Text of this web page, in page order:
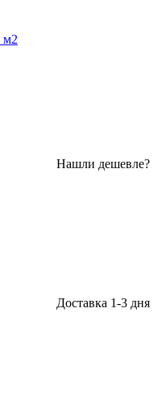
м2
Нашли дешевле?
Доставка 1-3 дня